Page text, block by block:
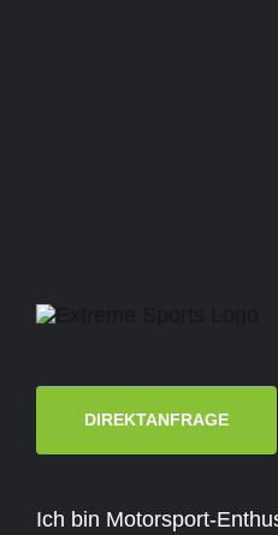
DIREKTANFRAGE
Ich bin Motorsport-